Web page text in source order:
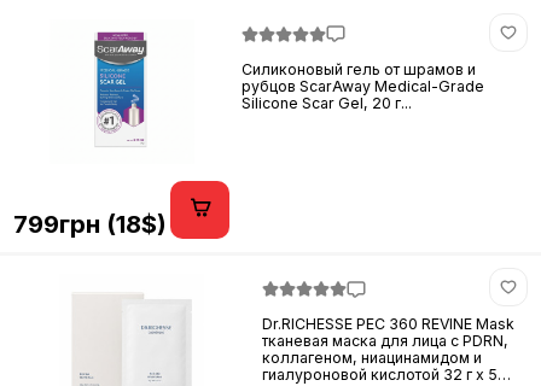
Силиконовый гель от шрамов и
рубцов ScarAway Medical-Grade
Silicone Scar Gel, 20 г...
799грн (18$)
Dr.RICHESSE PEC 360 REVINE Mask
тканевая маска для лица с PDRN,
коллагеном, ниацинамидом и
гиалуроновой кислотой 32 г x 5